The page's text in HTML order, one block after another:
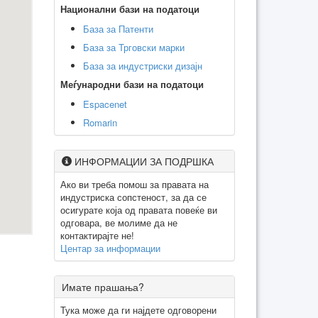
Национални бази на податоци
База за Патенти
База за Трговски марки
База за индустриски дизајн
Меѓународни бази на податоци
Espacenet
Romarin
ИНФОРМАЦИИ ЗА ПОДРШКА
Ако ви треба помош за правата на
индустриска сопстеност, за да се
осигурате која од правата повеќе ви
одговара, ве молиме да не
контактирајте не!
Центар за информации
Имате прашања?
Тука може да ги најдете одговорени